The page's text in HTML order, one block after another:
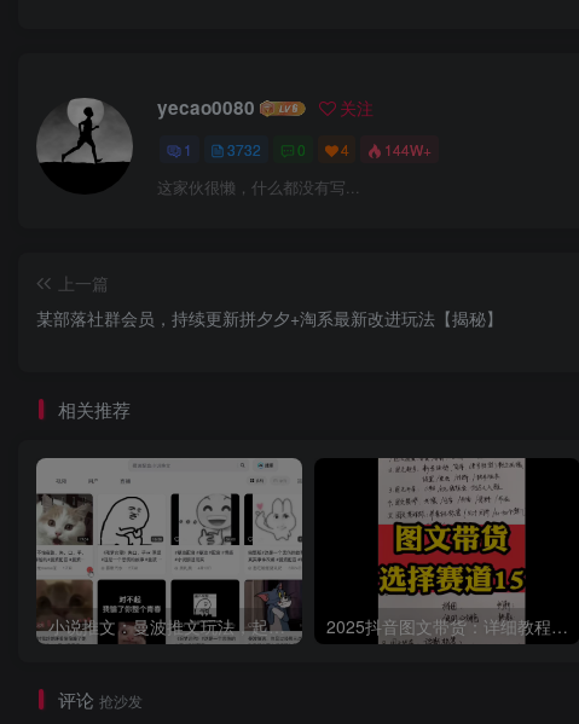
yecao0080 关注
1 3732 0 4 144W+
这家伙很懒，什么都没有写...
上一篇
某部落社群会员，持续更新拼夕夕+淘系最新改进玩法【揭秘】
相关推荐
小说推文：曼波推文玩法，起号快，流量猛，一天收益1k+ 2025抖音图文带货：详细教程，账号装修定位，素材获取技巧，挂车变现方法…
评论 抢沙发